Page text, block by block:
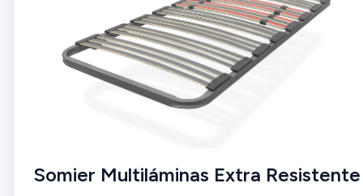
Somier Multiláminas Extra Resistente